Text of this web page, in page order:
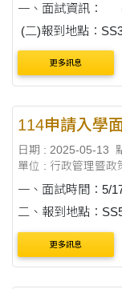
一、面試資訊： (
(二)報到地點：
10分鐘報
更多訊息
114申請入學
日期 : 2025-05-13
單位 : 行政管理暨政
一、面試時間：5/
二、報到地點：SS524(附件二) 三、
卡(需有照片)。報
罩，若報到未攜帶
更多訊息